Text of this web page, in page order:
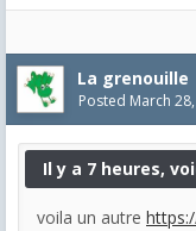
La grenouille
Posted March
Il y a 7 heures,
voila un autre